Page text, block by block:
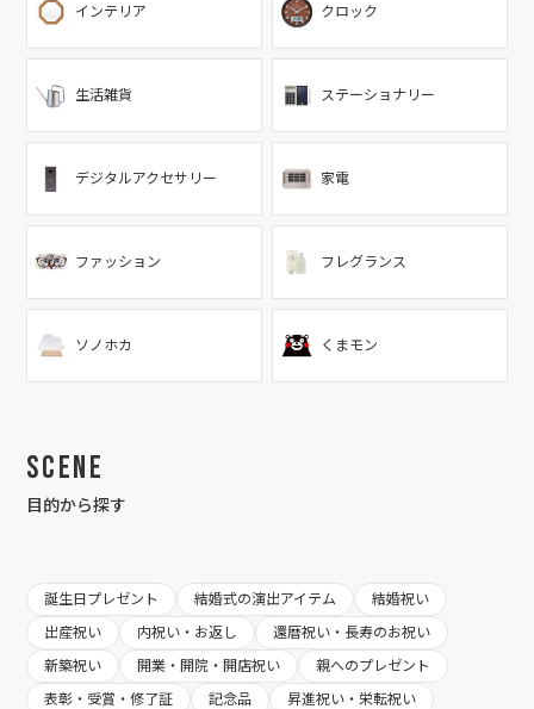
インテリア クロック
生活雑貨 ステーショナリー
デジタルアクセサリー 家電
ファッション フレグランス
ソノホカ くまモン
Scene
目的から探す
誕生日プレゼント 結婚式の演出アイテム
結婚祝い
出産祝い
内祝い・お返し
還暦祝い・長寿のお祝い
新築祝い
開業・開院・開店祝い
親へのプレゼント
表彰・受賞・修了証
記念品
昇進祝い・栄転祝い